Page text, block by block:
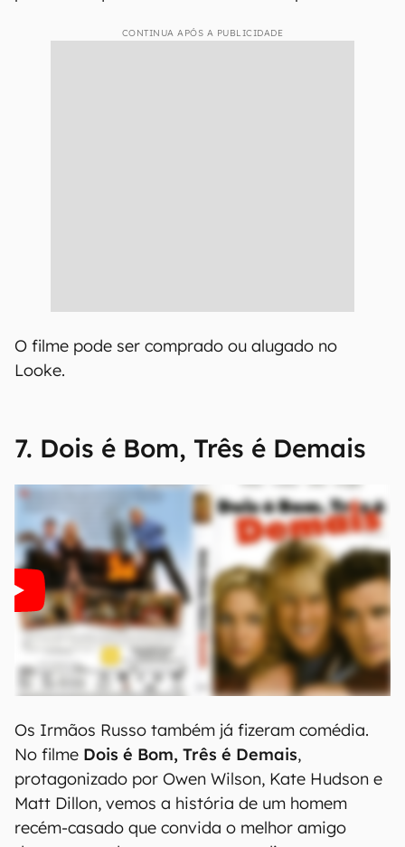
CONTINUA APÓS A PUBLICIDADE
O filme pode ser comprado ou alugado no
Looke.
7. Dois é Bom, Três é Demais
Os Irmãos Russo também já fizeram comédia.
No filme Dois é Bom, Três é Demais,
protagonizado por Owen Wilson, Kate Hudson e
Matt Dillon, vemos a história de um homem
recém-casado que convida o melhor amigo